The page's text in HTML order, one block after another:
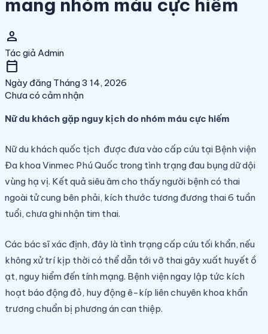
mang nhóm máu cực hiếm
person
Tác giả Admin
calendar_today
Ngày đăng Tháng 3 14, 2026
Chưa có cảm nhận
Nữ du khách gặp nguy kịch do nhóm máu cực hiếm
Nữ du khách quốc tịch được đưa vào cấp cứu tại Bệnh viện
Đa khoa Vinmec Phú Quốc trong tình trạng đau bụng dữ dội
vùng hạ vị. Kết quả siêu âm cho thấy người bệnh có thai
ngoài tử cung bên phải, kích thước tương đương thai 6 tuần
tuổi, chưa ghi nhận tim thai.
Các bác sĩ xác định, đây là tình trạng cấp cứu tối khẩn, nếu
không xử trí kịp thời có thể dẫn tới vỡ thai gây xuất huyết ồ
ạt, nguy hiểm đến tính mạng. Bệnh viện ngay lập tức kích
hoạt báo động đỏ, huy động ê-kíp liên chuyên khoa khẩn
trương chuẩn bị phương án can thiệp.